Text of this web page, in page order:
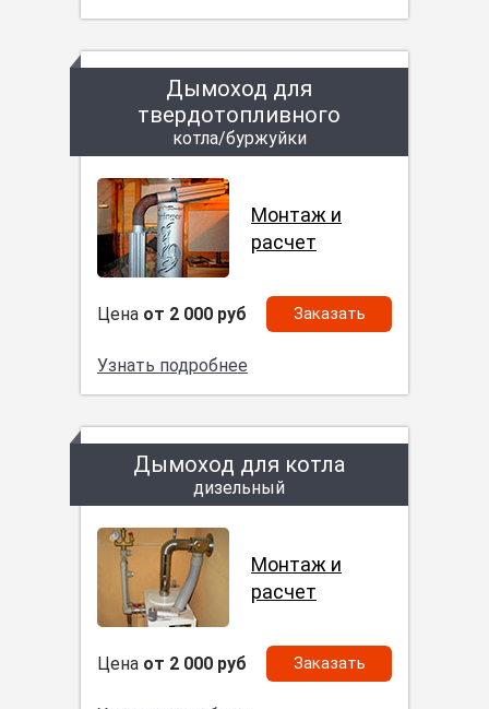
Дымоход для
твердотопливного
котла/буржуйки
Монтаж и
расчет
Цена от 2 000 руб Заказать
Узнать подробнее
Дымоход для котла
дизельный
Монтаж и
расчет
Цена от 2 000 руб Заказать